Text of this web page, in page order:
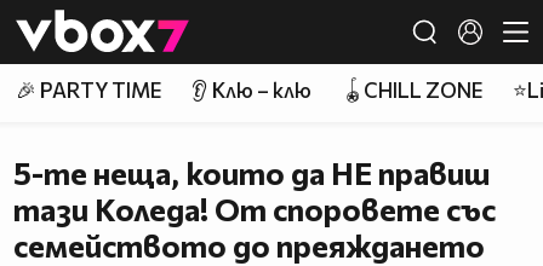
👾
🎉 PARTY TIME 👂 Клю – клю 🪀CHILL ZONE
5-те неща, които да НЕ правиш
тази Коледа! От споровете със
семейството до преяждането